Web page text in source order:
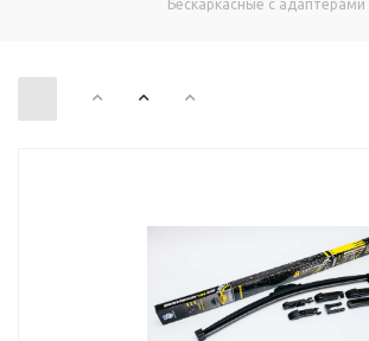
Бескаркасные с адаптерами